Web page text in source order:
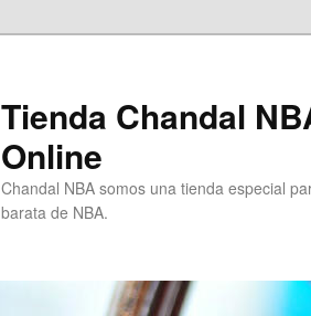
Tienda Chandal
Online
Chandal NBA somos una tienda especial
barata de NBA.